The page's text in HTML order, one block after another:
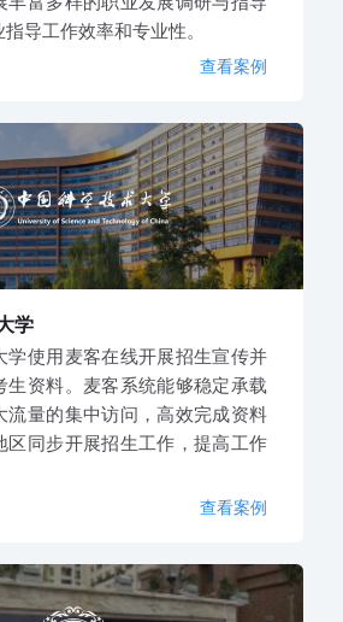
导工作效率和专业性。
查看案例
学
学使用麦客在线开展招生宣传并
生资料。麦客系统能够稳定承载
流量的集中访问，高效完成资料
区同步开展招生工作，提高工作
查看案例